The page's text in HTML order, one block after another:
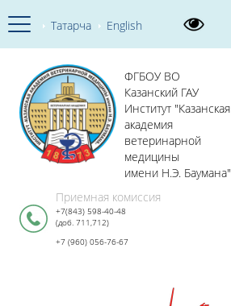
Татарча English
ФГБОУ ВО
Казанский ГАУ
Институт "Казанская
академия
ветеринарной
медицины
имени Н.Э. Баумана"
Приемная комиссия
+7(843) 598-40-48
(доб. 711,712)
+7 (960) 056-76-67